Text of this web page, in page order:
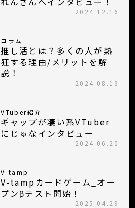
2024.12.16
コラム
推し活とは？多くの人が熱
狂する理由/メリットを解
説！
2024.08.13
VTuber紹介
ギャップが凄い系VTuber
にじゅなインタビュー
2024.06.20
V-tamp
V-tampカードゲーム_オー
プンβテスト開始！
2025.04.29